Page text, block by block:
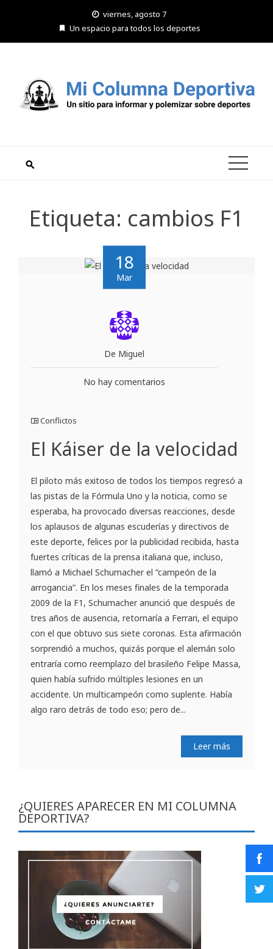
viernes, agosto 7
Un espacio para todos los deportes
Etiqueta: cambios F1
18
Mar
De Miguel
No hay comentarios
Conflictos
El Káiser de la velocidad
El piloto más exitoso de todos los tiempos regresó a
las pistas de la Fórmula Uno y la noticia, como se
esperaba, ha provocado diversas reacciones, desde
los aplausos de algunas escuderías y directivos de
este deporte, felices por la publicidad recibida, hasta
fuertes críticas de la prensa italiana que, incluso,
llamó a Michael Schumacher el “campeón de la
arrogancia”. En los meses finales de la temporada
2009 de la F1, Schumacher anunció que después de
tres años de ausencia, retornaría a Ferrari, el equipo
con el que obtuvo sus siete coronas. Esta afirmación
sorprendió a muchos, quizás porque el alemán solo
entraría como reemplazo del brasileño Felipe Massa,
quien había sufrido múltiples lesiones en un
accidente. Un multicampeón como suplente. Había
algo raro detrás de todo eso; pero de...
Leer más
¿QUIERES APARECER EN MI COLUMNA
DEPORTIVA?